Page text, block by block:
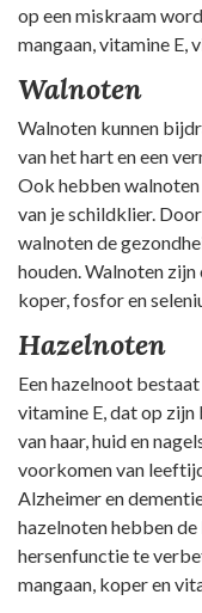
op een miskraam
mangaan, vitamine E,
Walnoten
Walnoten kunnen
van het hart en een
Ook hebben
van je schildklier.
walnoten de
houden. Walnoten zijn
koper, fosfor en
Hazelnoten
Een hazelnoot
vitamine E, dat op
van haar, huid en
voorkomen van
Alzheimer en
hazelnoten hebben
hersenfunctie te
mangaan, koper en